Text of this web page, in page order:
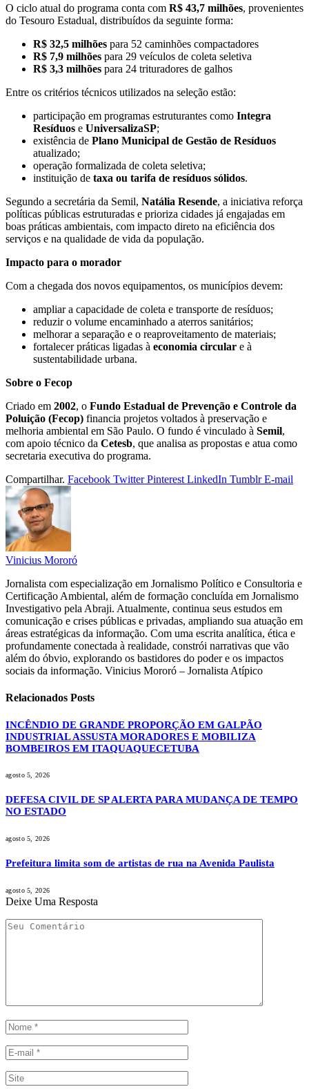
O ciclo atual do programa conta com R$ 43,7 milhões, provenientes
do Tesouro Estadual, distribuídos da seguinte forma:
R$ 32,5 milhões para 52 caminhões compactadores
R$ 7,9 milhões para 29 veículos de coleta seletiva
R$ 3,3 milhões para 24 trituradores de galhos
Entre os critérios técnicos utilizados na seleção estão:
participação em programas estruturantes como Integra
Resíduos e UniversalizaSP;
existência de Plano Municipal de Gestão de Resíduos
atualizado;
operação formalizada de coleta seletiva;
instituição de taxa ou tarifa de resíduos sólidos.
Segundo a secretária da Semil, Natália Resende, a iniciativa reforça
políticas públicas estruturadas e prioriza cidades já engajadas em
boas práticas ambientais, com impacto direto na eficiência dos
serviços e na qualidade de vida da população.
Impacto para o morador
Com a chegada dos novos equipamentos, os municípios devem:
ampliar a capacidade de coleta e transporte de resíduos;
reduzir o volume encaminhado a aterros sanitários;
melhorar a separação e o reaproveitamento de materiais;
fortalecer práticas ligadas à economia circular e à
sustentabilidade urbana.
Sobre o Fecop
Criado em 2002, o Fundo Estadual de Prevenção e Controle da
Poluição (Fecop) financia projetos voltados à preservação e
melhoria ambiental em São Paulo. O fundo é vinculado à Semil,
com apoio técnico da Cetesb, que analisa as propostas e atua como
secretaria executiva do programa.
Compartilhar. Facebook Twitter Pinterest LinkedIn Tumblr E-mail
Vinicius Mororó
Jornalista com especialização em Jornalismo Político e Consultoria e
Certificação Ambiental, além de formação concluída em Jornalismo
Investigativo pela Abraji. Atualmente, continua seus estudos em
comunicação e crises públicas e privadas, ampliando sua atuação em
áreas estratégicas da informação. Com uma escrita analítica, ética e
profundamente conectada à realidade, constrói narrativas que vão
além do óbvio, explorando os bastidores do poder e os impactos
sociais da informação. Vinicius Mororó – Jornalista Atípico
Relacionados Posts
INCÊNDIO DE GRANDE PROPORÇÃO EM GALPÃO
INDUSTRIAL ASSUSTA MORADORES E MOBILIZA
BOMBEIROS EM ITAQUAQUECETUBA
agosto 5, 2026
DEFESA CIVIL DE SP ALERTA PARA MUDANÇA DE TEMPO
NO ESTADO
agosto 5, 2026
Prefeitura limita som de artistas de rua na Avenida Paulista
agosto 5, 2026
Deixe Uma Resposta